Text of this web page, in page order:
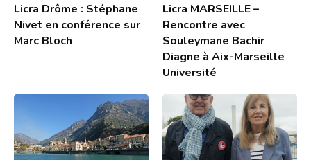
Licra Drôme : Stéphane
Nivet en conférence sur
Marc Bloch
Licra MARSEILLE –
Rencontre avec
Souleymane Bachir
Diagne à Aix-Marseille
Université